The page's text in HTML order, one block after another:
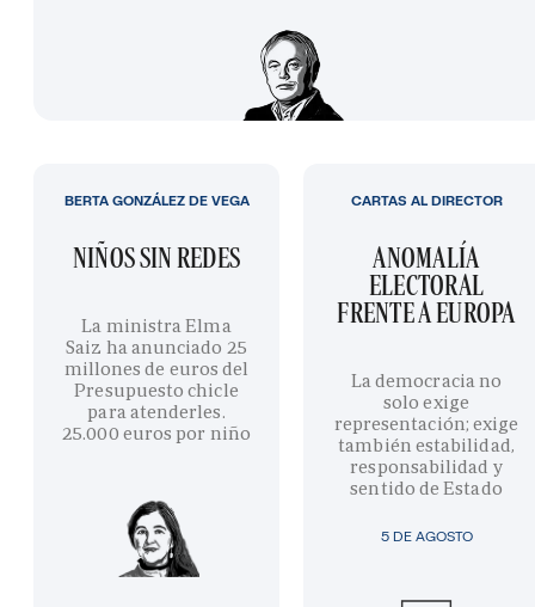
NIÑOS SIN REDES
La ministra Elma
Saiz ha anunciado 25
millones de euros del
Presupuesto chicle
para atenderles.
25.000 euros por niño
BERTA GONZÁLEZ DE VEGA
5 DE AGOSTO
ANOMALÍA
ELECTORAL
FRENTE A EUROPA
La democracia no
solo exige
representación; exige
también estabilidad,
responsabilidad y
sentido de Estado
CARTAS AL DIRECTOR